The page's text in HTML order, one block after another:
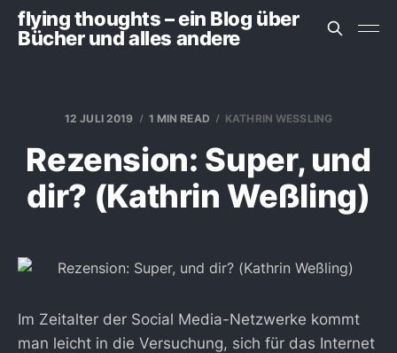
flying thoughts – ein Blog über
Bücher und alles andere
12 JULI 2019 1 MIN READ KATHRIN WESSLING
Rezension: Super, und
dir? (Kathrin Weßling)
Im Zeitalter der Social Media-Netzwerke kommt
man leicht in die Versuchung, sich für das Internet